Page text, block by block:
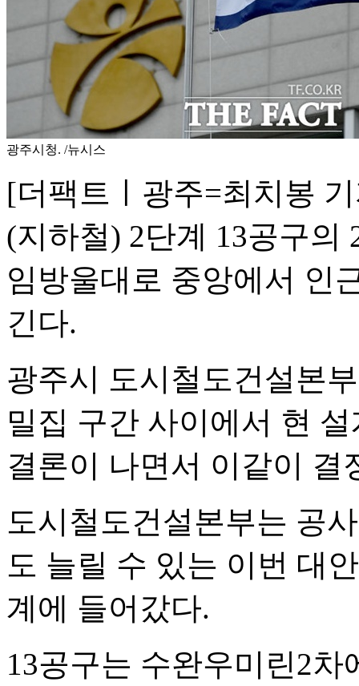
광주시청. /뉴시스
[더팩트ㅣ광주=최치봉
(지하철) 2단계 13공구의
임방울대로 중앙에서 인
긴다.
광주시 도시철도건설본
밀집 구간 사이에서 현
결론이 나면서 이같이 결
도시철도건설본부는 공
도 늘릴 수 있는 이번 대
계에 들어갔다.
13공구는 수완우미린2